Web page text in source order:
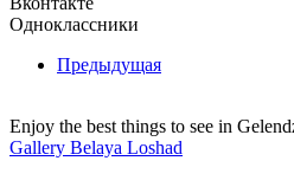
Одноклассники
Предыдущая
Enjoy the best things to see in
Gallery Belaya Loshad